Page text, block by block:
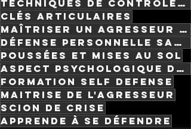
Techniques de contrôle Krav Maga
Clés articulaires
Maîtriser un agresseur sans blesser
Défense personnelle sans frappe
Poussées et mises au sol
Aspect psychologique du contrôle
formation self defense
maitrise de l'agresseur
scion de crise
apprende à se défendre